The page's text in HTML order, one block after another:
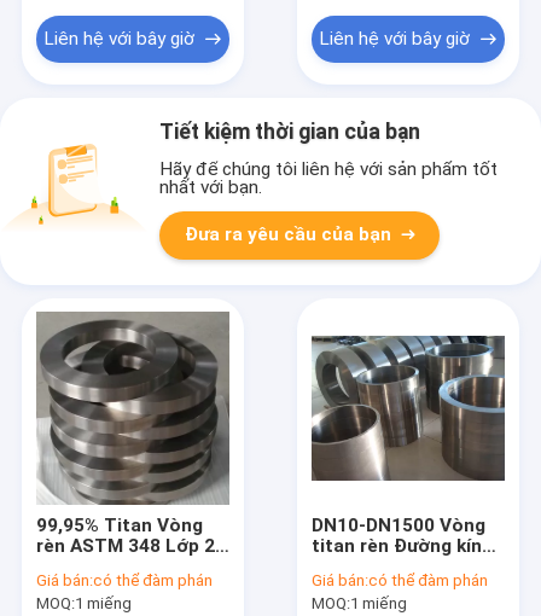
Liên hệ với bây giờ Liên hệ với bây giờ
Tiết kiệm thời gian của bạn
Hãy để chúng tôi liên hệ với sản phẩm tốt
nhất với bạn.
Đưa ra yêu cầu của bạn
99,95% Titan Vòng
rèn ASTM 348 Lớp 2
2500mm
Giá bán:có thể đàm phán
MOQ:1 miếng
DN10-DN1500 Vòng
titan rèn Đường kính
kim ASTM B381-10
Giá bán:có thể đàm phán
MOQ:1 miếng